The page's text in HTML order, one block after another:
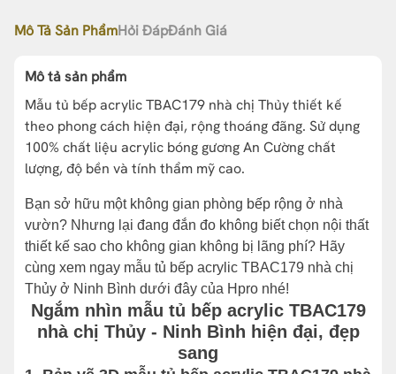
Mô Tả Sản PhẩmHỏi ĐápĐánh Giá
Mô tả sản phẩm
Mẫu tủ bếp acrylic TBAC179 nhà chị Thủy thiết kế
theo phong cách hiện đại, rộng thoáng đãng. Sử dụng
100% chất liệu acrylic bóng gương An Cường chất
lượng, độ bền và tính thẩm mỹ cao.
Bạn sở hữu một không gian phòng bếp rộng ở nhà
vườn? Nhưng lại đang đắn đo không biết chọn nội thất
thiết kế sao cho không gian không bị lãng phí? Hãy
cùng xem ngay mẫu tủ bếp acrylic TBAC179 nhà chị
Thủy ở Ninh Bình dưới đây của Hpro nhé!
Ngắm nhìn mẫu tủ bếp acrylic TBAC179
nhà chị Thủy - Ninh Bình hiện đại, đẹp
sang